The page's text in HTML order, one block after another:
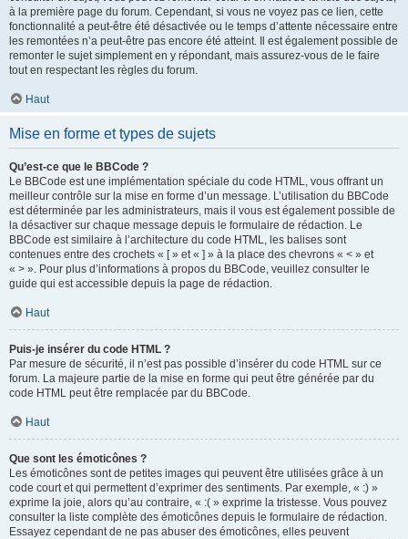
à la première page du forum. Cependant, si vous ne voyez pas ce lien, cette
fonctionnalité a peut-être été désactivée ou le temps d’attente nécessaire entre
les remontées n’a peut-être pas encore été atteint. Il est également possible de
remonter le sujet simplement en y répondant, mais assurez-vous de le faire
tout en respectant les règles du forum.
Haut
Mise en forme et types de sujets
Qu’est-ce que le BBCode ?
Le BBCode est une implémentation spéciale du code HTML, vous offrant un
meilleur contrôle sur la mise en forme d’un message. L’utilisation du BBCode
est déterminée par les administrateurs, mais il vous est également possible de
la désactiver sur chaque message depuis le formulaire de rédaction. Le
BBCode est similaire à l’architecture du code HTML, les balises sont
contenues entre des crochets « [ » et « ] » à la place des chevrons « < » et
« > ». Pour plus d’informations à propos du BBCode, veuillez consulter le
guide qui est accessible depuis la page de rédaction.
Haut
Puis-je insérer du code HTML ?
Par mesure de sécurité, il n’est pas possible d’insérer du code HTML sur ce
forum. La majeure partie de la mise en forme qui peut être générée par du
code HTML peut être remplacée par du BBCode.
Haut
Que sont les émoticônes ?
Les émoticônes sont de petites images qui peuvent être utilisées grâce à un
code court et qui permettent d’exprimer des sentiments. Par exemple, « :) »
exprime la joie, alors qu’au contraire, « :( » exprime la tristesse. Vous pouvez
consulter la liste complète des émoticônes depuis le formulaire de rédaction.
Essayez cependant de ne pas abuser des émoticônes, elles peuvent